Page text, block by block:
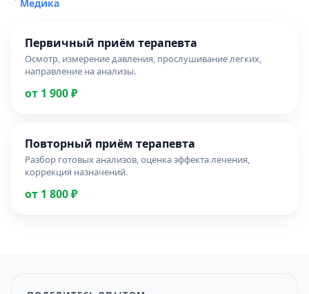
Медика
Первичный приём терапевта
Осмотр, измерение давления, прослушивание легких,
направление на анализы.
от 1 900 ₽
Повторный приём терапевта
Разбор готовых анализов, оценка эффекта лечения,
коррекция назначений.
от 1 800 ₽